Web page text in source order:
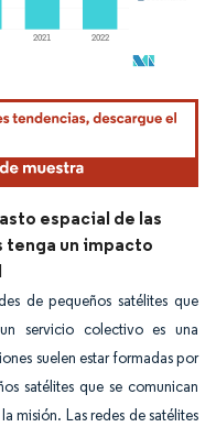
atribución según CC BY 4.0.
espacial de las
un impacto
de pequeños satélites que
servicio colectivo es una
suelen estar formadas por
satélites que se comunican
misión. Las redes de satélites